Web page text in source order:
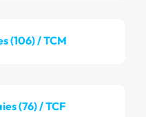
(106) / TCM
(76) / TCF